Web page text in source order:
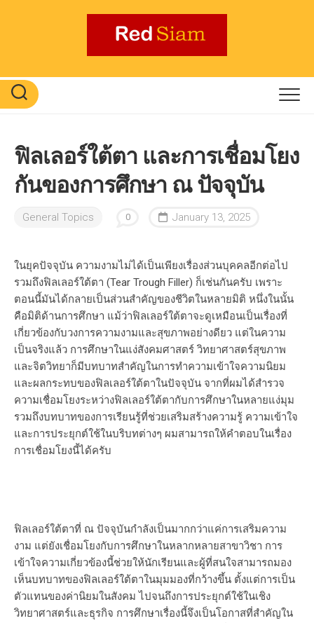
ฟิลเลอร์ใต้ตา และการเชื่อมโยง
กันของการศึกษา ณ ปัจจุบัน
General Topics 0 January 13, 2025
ในยุคปัจจุบัน ความงามไม่ได้เป็นเพียงเรื่องส่วนบุคคลอีกต่อไป
รวมถึงฟิลเลอร์ใต้ตา (Tear Trough Filler) ก็เช่นกันครับ เพราะ
ตอนนี้มันได้กลายเป็นส่วนสำคัญของชีวิตในหลายมิติ หนึ่งในนั้น
คือมิติด้านการศึกษา แม้ว่าฟิลเลอร์ใต้ตาจะดูเหมือนเป็นเรื่องที่
เกี่ยวข้องกับวงการความงามและสุขภาพอย่างดียว แต่ในความ
เป็นจริงแล้ว การศึกษาในแง่สังคมศาสตร์ วิทยาศาสตร์สุขภาพ
และจิตวิทยาก็มีบทบาทสำคัญในการทำความเข้าใจความนิยม
และผลกระทบของฟิลเลอร์ใต้ตาในปัจจุบัน จากที่ผมได้สำรวจ
ความเชื่อมโยงระหว่างฟิลเลอร์ใต้ตากับการศึกษาในหลายแง่มุม
รวมถึงบทบาทของการเรียนรู้ที่ช่วยเสริมสร้างความรู้ ความเข้าใจ
และการประยุกต์ใช้ในบริบทต่างๆ ผมสามารถให้คำตอบในเรื่อง
การเชื่อมโยงนี้ได้ครับ
ฟิลเลอร์ใต้ตาที่ ณ ปัจจุบันกำลังเป็นมากกว่าแค่การเสริมความ
งาม แต่ยังเชื่อมโยงกับการศึกษาในหลากหลายสาขาวิชา การ
เข้าใจความเกี่ยวข้องนี้ช่วยให้นักเรียนและผู้ที่สนใจสามารถมอง
เห็นบทบาทของฟิลเลอร์ใต้ตาในมุมมองที่กว้างขึ้น ตั้งแต่การเป็น
ตัวแทนของค่านิยมในสังคม ไปจนถึงการประยุกต์ใช้ในเชิง
วิทยาศาสตร์และธุรกิจ การศึกษาเรื่องนี้จึงเป็นโอกาสที่สำคัญใน